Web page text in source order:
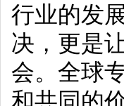
行业的发
决，更是
会。全球